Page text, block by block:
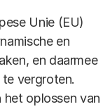
Unie (EU)
en
en daarmee
vergroten.
het oplossen van